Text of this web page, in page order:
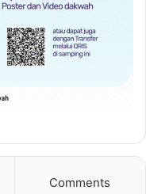
Comments